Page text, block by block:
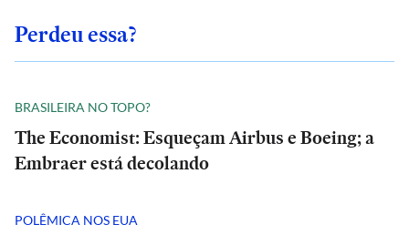
Perdeu essa?
BRASILEIRA NO TOPO?
The Economist: Esqueçam Airbus e Boeing; a
Embraer está decolando
POLÊMICA NOS EUA